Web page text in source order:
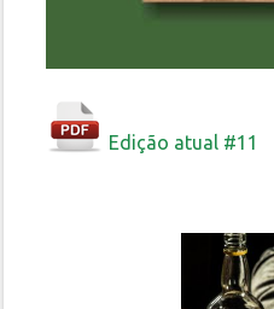
Edição atual #11